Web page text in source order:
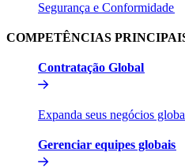
Segurança e Conformidade​​
COMPETÊNCIAS
Contratação Global​​
Expanda seus negócios
Gerenciar equipes globais​​